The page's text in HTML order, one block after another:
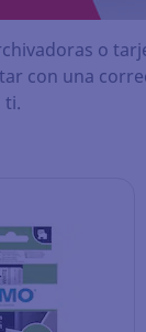
o
con una
ti.